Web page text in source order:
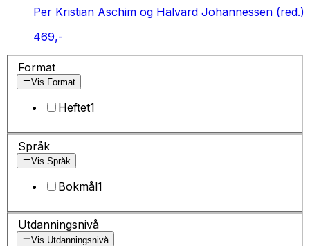
Per Kristian Aschim og Halvard Johannessen (red.)
469,-
Format
Vis Format
Heftet1
Språk
Vis Språk
Bokmål1
Utdanningsnivå
Vis Utdanningsnivå